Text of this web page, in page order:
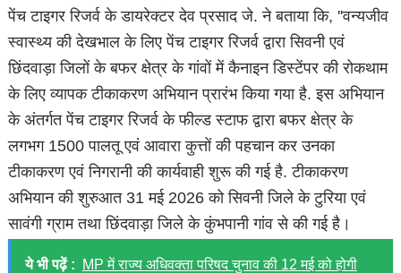
पेंच टाइगर रिजर्व के डायरेक्टर देव प्रसाद जे. ने बताया कि, ''वन्यजीव
स्वास्थ्य की देखभाल के लिए पेंच टाइगर रिजर्व द्वारा सिवनी एवं
छिंदवाड़ा जिलों के बफर क्षेत्र के गांवों में कैनाइन डिस्टेंपर की रोकथाम
के लिए व्यापक टीकाकरण अभियान प्रारंभ किया गया है. इस अभियान
के अंतर्गत पेंच टाइगर रिजर्व के फील्ड स्टाफ द्वारा बफर क्षेत्र के
लगभग 1500 पालतू एवं आवारा कुत्तों की पहचान कर उनका
टीकाकरण एवं निगरानी की कार्यवाही शुरू की गई है. टीकाकरण
अभियान की शुरुआत 31 मई 2026 को सिवनी जिले के टुरिया एवं
सावंगी ग्राम तथा छिंदवाड़ा जिले के कुंभपानी गांव से की गई है।
ये भी पढ़ें :
MP में राज्य अधिवक्ता परिषद चुनाव की 12 मई को होगी